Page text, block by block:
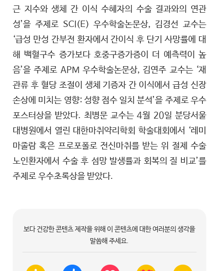
근 지수와 생체 간 이식 수혜자의 수술 결과와의 연관
성’을 주제로 SCI(E) 우수학술논문상, 김경선 교수는
‘급성 만성 간부전 환자에서 간이식 후 단기 사망률에 대
해 백혈구수 증가보다 호중구증가증이 더 예측력이 높
음’을 주제로 APM 우수학술논문상, 김연주 교수는 ‘재
관류 후 혈당 조절이 생체 기증자 간 이식에서 급성 신장
손상에 미치는 영향: 성향 점수 일치 분석’을 주제로 우수
포스터상을 받았다. 최병문 교수는 4월 20일 분당서울
대병원에서 열린 대한마취약리학회 학술대회에서 ‘레미
마졸람 혹은 프로포폴로 전신마취를 받는 위 절제 수술
노인환자에서 수술 후 섬망 발생률과 회복의 질 비교’를
주제로 우수초록상을 받았다.
보다 건강한 콘텐츠 제작을 위해 이 콘텐츠에 대한 여러분의 생각을
말씀해 주세요.